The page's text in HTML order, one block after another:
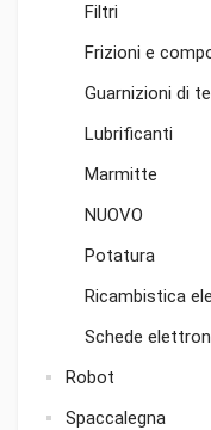
Filtri
Frizioni e
Guarnizioni di
Lubrificanti
Marmitte
NUOVO
Potatura
Ricambistica
Schede
Robot
Spaccalegna